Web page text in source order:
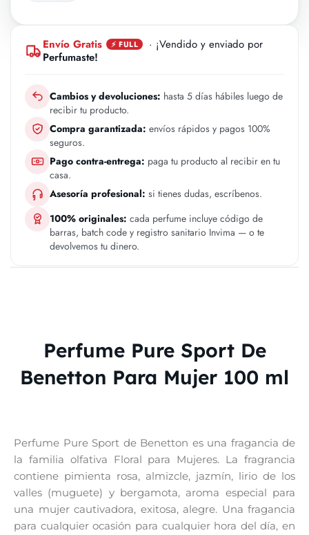
Envío Gratis ⚡ FULL
· ¡Vendido y enviado por
Perfumaste!
Cambios y devoluciones: hasta 5 días hábiles luego de
recibir tu producto.
Compra garantizada: envíos rápidos y pagos 100%
seguros.
Pago contra-entrega: paga tu producto al recibir en tu
casa.
Asesoría profesional: si tienes dudas, escríbenos.
100% originales: cada perfume incluye código de
barras, batch code y registro sanitario Invima — o te
devolvemos tu dinero.
Perfume Pure Sport De
Benetton Para Mujer 100 ml
Perfume Pure Sport de Benetton es una fragancia de
la familia olfativa Floral para Mujeres. La fragrancia
contiene pimienta rosa, almizcle, jazmín, lirio de los
valles (muguete) y bergamota, aroma especial para
una mujer cautivadora, exitosa, alegre. Una fragancia
para cualquier ocasión para cualquier hora del día, en